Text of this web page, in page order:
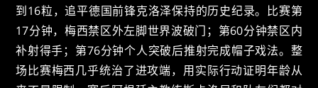
到16粒，追平德国前锋克洛泽保持的历史纪录。比赛第
17分钟，梅西禁区外左脚世界波破门；第60分钟禁区内
补射得手；第76分钟个人突破后推射完成帽子戏法。整
场比赛梅西几乎统治了进攻端，用实际行动证明年龄从